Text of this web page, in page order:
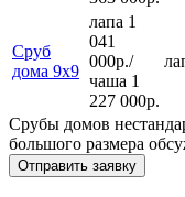
Сруб
дома 9х9
лапа 1
041
000р./
чаша 1
227 000р.
Срубы домов
большого размера